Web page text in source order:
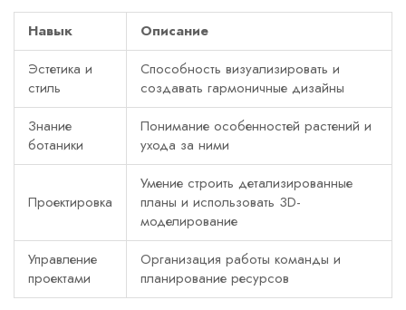
Навык
Описание
Эстетика и
стиль
Способность визуализировать и
создавать гармоничные дизайны
Знание
ботаники
Понимание особенностей растений и
ухода за ними
Проектировка
Умение строить детализированные
планы и использовать 3D-
моделирование
Управление
проектами
Организация работы команды и
планирование ресурсов